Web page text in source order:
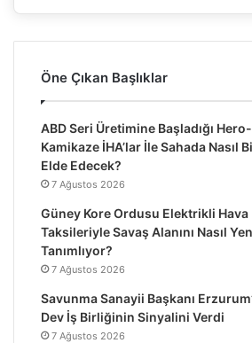
Öne Çıkan Başlıklar
ABD Seri Üretimine Başladığı
Kamikaze İHA’lar İle Sahada Nasıl
Elde Edecek?
7 Ağustos 2026
Güney Kore Ordusu Elektrikli Hava
Taksileriyle Savaş Alanını Nasıl
Tanımlıyor?
7 Ağustos 2026
Savunma Sanayii Başkanı
Dev İş Birliğinin Sinyalini Verdi
7 Ağustos 2026